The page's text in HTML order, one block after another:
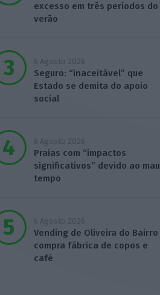
excesso em três períodos do
verão
6 Agosto 2026
Seguro: “inaceitável” que
Estado se demita do apoio
social
6 Agosto 2026
Praias com “impactos
significativos” devido ao mau
tempo
6 Agosto 2026
Vending de Oliveira do Bairro
compra fábrica de copos e
café